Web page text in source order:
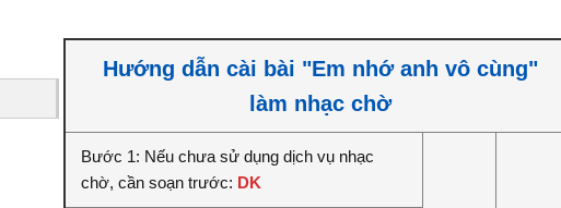
Hướng dẫn cài bài "Em nhớ anh vô cùng"
làm nhạc chờ
Bước 1: Nếu chưa sử dụng dịch vụ nhạc
chờ, cần soạn trước: DK